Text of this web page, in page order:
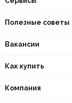
Полезные советы
Вакансии
Как купить
Компания